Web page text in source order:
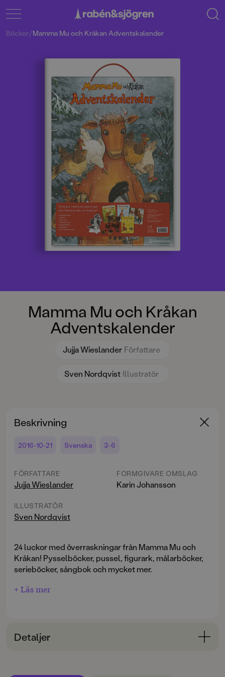
Mamma Mu och Kråkan
Adventskalender
Jujja Wieslander Författare
Sven Nordqvist Illustratör
Böcker/Mamma Mu och Kråkan Adventskalender
Beskrivning
2016-10-21 Svenska 3-6
FÖRFATTARE
Jujja Wieslander
ILLUSTRATÖR
Sven Nordqvist
FORMGIVARE OMSLAG
Karin Johansson
24 luckor med överraskningar från Mamma Mu och
Kråkan! Pysselböcker, pussel, figurark, målarböcker,
serieböcker, sångbok och mycket mer.
+ Läs mer
Detaljer
ÅLDERSGRUPP